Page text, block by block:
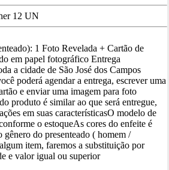
12 UN
1 Foto Revelada + Cartão de
em papel fotográfico Entrega
a cidade de São José dos Campos
poderá agendar a entrega, escrever uma
e enviar uma imagem para foto
produto é similar ao que será entregue,
em suas característicasO modelo de
o estoqueAs cores do enfeite é
do presenteado ( homem /
item, faremos a substituição por
e valor igual ou superior